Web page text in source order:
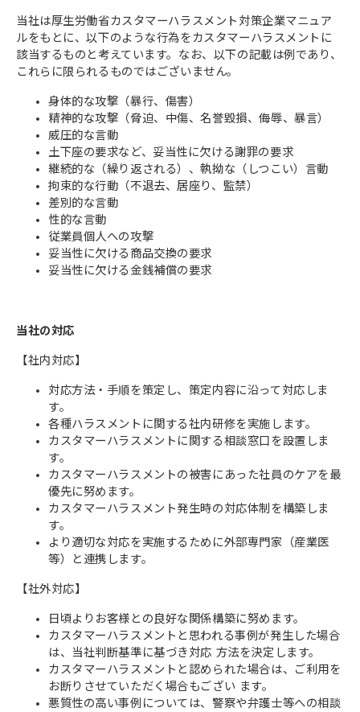
当社は厚生労働省カスタマーハラスメント対策企業マニュア
ルをもとに、以下のような行為をカスタマーハラスメントに
該当するものと考えています。なお、以下の記載は例であり、
これらに限られるものではございません。
身体的な攻撃（暴行、傷害）
精神的な攻撃（脅迫、中傷、名誉毀損、侮辱、暴言）
威圧的な言動
土下座の要求など、妥当性に欠ける謝罪の要求
継続的な（繰り返される）、執拗な（しつこい）言動
拘束的な行動（不退去、居座り、監禁）
差別的な言動
性的な言動
従業員個人への攻撃
妥当性に欠ける商品交換の要求
妥当性に欠ける金銭補償の要求
当社の対応
【社内対応】
対応方法・手順を策定し、策定内容に沿って対応しま
す。
各種ハラスメントに関する社内研修を実施します。
カスタマーハラスメントに関する相談窓口を設置しま
す。
カスタマーハラスメントの被害にあった社員のケアを最
優先に努めます。
カスタマーハラスメント発生時の対応体制を構築しま
す。
より適切な対応を実施するために外部専門家（産業医
等）と連携します。
【社外対応】
日頃よりお客様との良好な関係構築に努めます。
カスタマーハラスメントと思われる事例が発生した場合
は、当社判断基準に基づき対応 方法を決定します。
カスタマーハラスメントと認められた場合は、ご利用を
お断りさせていただく場合もござい ます。
悪質性の高い事例については、警察や弁護士等への相談